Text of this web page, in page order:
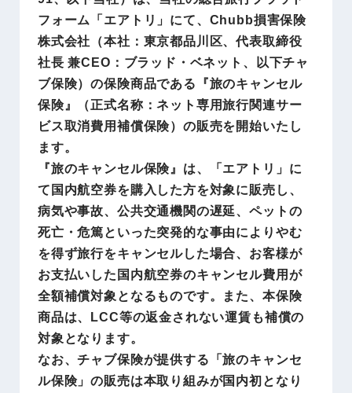
フォーム「エアトリ」にて、Chubb損害保険
株式会社（本社：東京都品川区、代表取締役
社長 兼CEO：ブラッド・ベネット、以下チャ
ブ保険）の保険商品である『旅のキャンセル
保険』（正式名称：ネット専用旅行関連サー
ビス取消費用補償保険）の販売を開始いたし
ます。
『旅のキャンセル保険』は、「エアトリ」に
て国内航空券を購入した方を対象に販売し、
病気や事故、公共交通機関の遅延、ペットの
死亡・危篤といった突発的な事由によりやむ
を得ず旅行をキャンセルした場合、お客様が
お支払いした国内航空券のキャンセル費用が
全額補償対象となるものです。また、本保険
商品は、LCC等の返金されない運賃も補償の
対象となります。
なお、チャブ保険が提供する「旅のキャンセ
ル保険」の販売は本取り組みが国内初となり